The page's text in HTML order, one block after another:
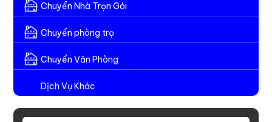
Chuyển Nhà Trọn Gói
Chuyển phòng trọ
Chuyển Văn Phòng
Dịch Vụ Khác